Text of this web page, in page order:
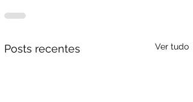
Posts recentes Ver tudo